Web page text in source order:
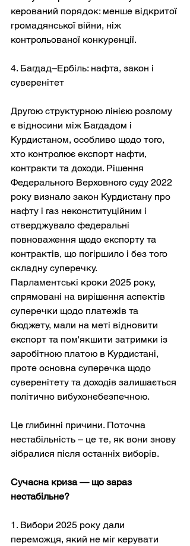
керований порядок: менше відкритої
громадянської війни, ніж
контрольованої конкуренції.
4. Багдад–Ербіль: нафта, закон і
суверенітет
Другою структурною лінією розлому
є відносини між Багдадом і
Курдистаном, особливо щодо того,
хто контролює експорт нафти,
контракти та доходи. Рішення
Федерального Верховного суду 2022
року визнало закон Курдистану про
нафту і газ неконституційним і
стверджувало федеральні
повноваження щодо експорту та
контрактів, що погіршило і без того
складну суперечку.
Парламентські кроки 2025 року,
спрямовані на вирішення аспектів
суперечки щодо платежів та
бюджету, мали на меті відновити
експорт та пом'якшити затримки із
заробітною платою в Курдистані,
проте основна суперечка щодо
суверенітету та доходів залишається
політично вибухонебезпечною.
Це глибинні причини. Поточна
нестабільність – це те, як вони знову
зібралися після останніх виборів.
Сучасна криза — що зараз
нестабільне?
1. Вибори 2025 року дали
переможця, який не міг керувати